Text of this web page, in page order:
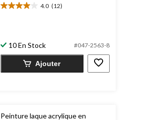
4.0 (12)
4.0
12
évaluations
10 En Stock #047-2563-8
Ajouter
Peinture laque acrylique en